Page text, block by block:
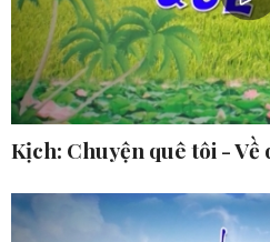
Kịch: Chuyện quê tôi - Về